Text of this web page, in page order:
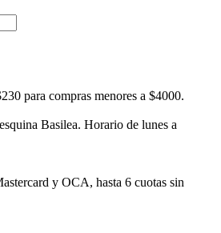
para compras menores a $4000.
Basilea. Horario de lunes a
y OCA, hasta 6 cuotas sin